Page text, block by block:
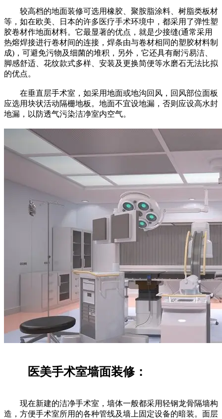
较高档的地面装修可选用橡胶、聚胺脂涂料、树脂类板材
等，如在欧美、日本的许多医疗手术环境中，都采用了弹性塑
胶卷材作地面材料。它最显著的优点，就是少接缝(通常采用
热熔焊接进行卷材间的连接，焊条由与卷材相同的塑胶材料制
成)，可避免污物及细菌的堆积，另外，它还具有耐污易洁、
脚感舒适、花纹款式多样、安装及更换简便等水磨石无法比拟
的优点。
在垂直层手术室，如采用地面或地沟回风，回风部位面板
应选用块状活动隔栅地板。地面不宜设地漏，否则应设高水封
地漏，以防透气污染洁净室内空气。
医美手术室墙面装修：
现在新建的洁净手术室，墙体一般都采用轻钢龙骨隔墙构
造，方便手术室所用的各种管线及墙上固定设备的暗装。面层